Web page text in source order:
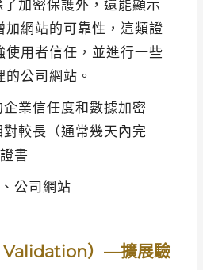
加密保護外，還能顯示
加網站的可靠性，這類證
使用者信任，並進行一些
公司網站。
業信任度和數據加密
較長（通常幾天內完
書
公司網站
）—擴展驗